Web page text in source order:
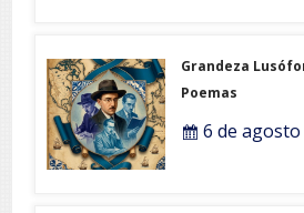
Grandeza
Poemas
6 de agosto